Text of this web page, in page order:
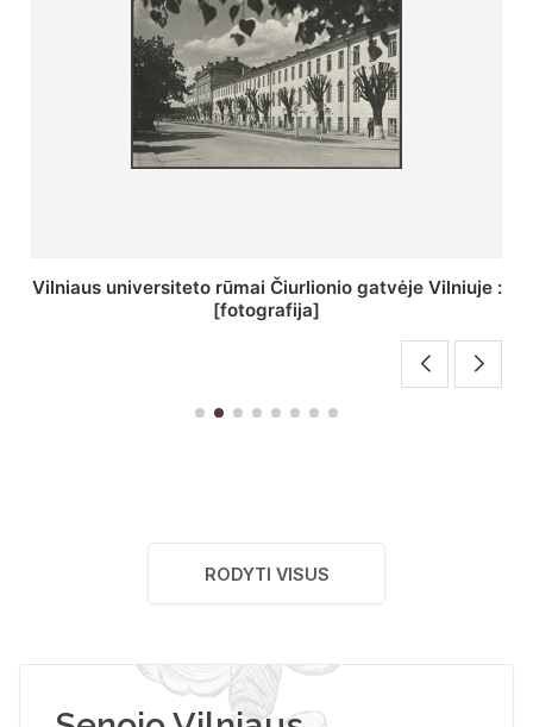
St. Batoro universiteto J. Pilsudskio kolegija :
[fotografija]
RODYTI VISUS